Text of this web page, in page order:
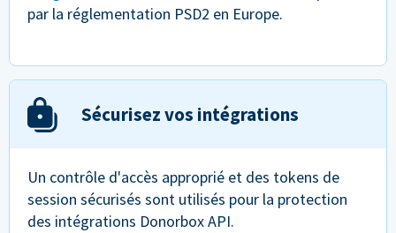
par la réglementation PSD2 en Europe.
Sécurisez vos intégrations
Un contrôle d'accès approprié et des tokens de
session sécurisés sont utilisés pour la protection
des intégrations Donorbox API.